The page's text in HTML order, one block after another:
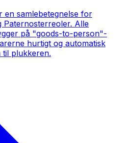
en samlebetegnelse for
Paternosterreoler. Alle
på "goods-to-person"-
hurtigt og automatisk
plukkeren.